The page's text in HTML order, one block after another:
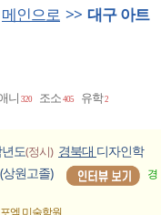
메인으로 >> 대구 아트
니 320 조소 405 유학2
도(정시) 경북대 디자인학
상원고졸)
경
엠미술학원